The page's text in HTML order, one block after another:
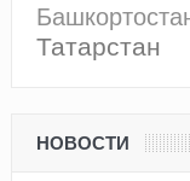
Татарстан
НОВОСТИ